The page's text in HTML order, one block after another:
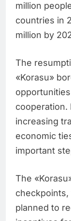
million
countries in
million by
The
«Korasu»
cooperation.
increasing
economic
important
The
planned to